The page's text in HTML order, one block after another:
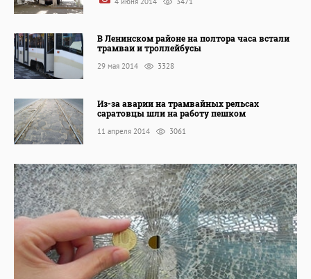
В Ленинском районе на полтора часа встали
трамваи и троллейбусы
29 мая 2014 3328
Из-за аварии на трамвайных рельсах
саратовцы шли на работу пешком
11 апреля 2014 3061